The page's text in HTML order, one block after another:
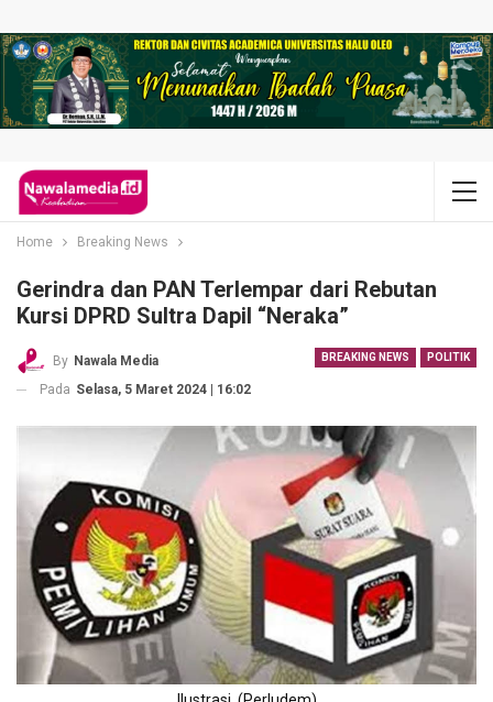
Home Breaking News
Gerindra dan PAN Terlempar dari Rebutan
Kursi DPRD Sultra Dapil “Neraka”
BREAKING NEWS POLITIK
By Nawala Media
Pada Selasa, 5 Maret 2024 | 16:02